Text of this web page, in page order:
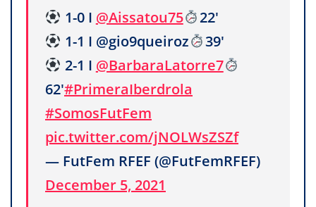
1-0 I @Aissatou75
22'
1-1 I @gio9queiroz
39'
2-1 I @BarbaraLatorre7
62'#PrimeraIberdrola
#SomosFutFem
pic.twitter.com/jNOLWsZSZf
— FutFem RFEF (@FutFemRFEF)
December 5, 2021